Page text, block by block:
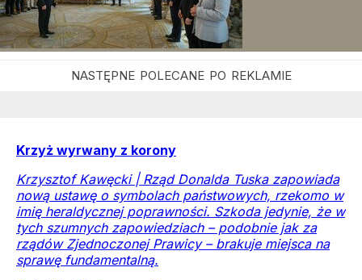
Krzyż wyrwany z korony
Krzysztof Kawęcki | Rząd Donalda Tuska zapowiada
nową ustawę o symbolach państwowych, rzekomo w
imię heraldycznej poprawności. Szkoda jedynie, że w
tych szumnych zapowiedziach – podobnie jak za
rządów Zjednoczonej Prawicy – brakuje miejsca na
sprawę fundamentalną.